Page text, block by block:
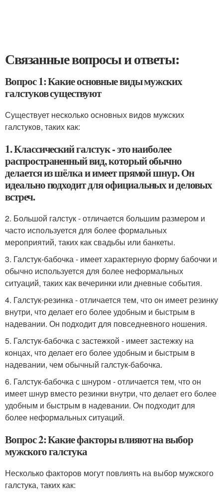
Связанные вопросы и ответы:
Вопрос 1: Какие основные виды мужских
галстуков существуют
Существует несколько основных видов мужских
галстуков, таких как:
1. Классический галстук - это наиболее
распространенный вид, который обычно
делается из шёлка и имеет прямой шнур. Он
идеально подходит для официальных и деловых
встреч.
2. Большой галстук - отличается большим размером и
часто используется для более формальных
мероприятий, таких как свадьбы или банкеты.
3. Галстук-бабочка - имеет характерную форму бабочки и
обычно используется для более неформальных
ситуаций, таких как вечеринки или дневные события.
4. Галстук-резинка - отличается тем, что он имеет резинку
внутри, что делает его более удобным и быстрым в
надевании. Он подходит для повседневного ношения.
5. Галстук-бабочка с застежкой - имеет застежку на
концах, что делает его более удобным и быстрым в
надевании, чем обычный галстук-бабочка.
6. Галстук-бабочка с шнуром - отличается тем, что он
имеет шнур вместо резинки внутри, что делает его более
удобным и быстрым в надевании. Он подходит для
более неформальных ситуаций.
Вопрос 2: Какие факторы влияют на выбор
мужского галстука
Несколько факторов могут повлиять на выбор мужского
галстука, таких как: